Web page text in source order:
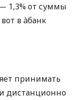
1,3% от суммы
в àбанк
принимать
дистанционно